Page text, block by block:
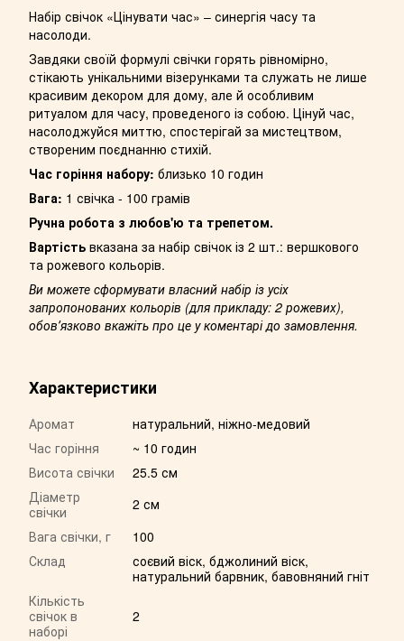
Набір свічок «Цінувати час» – синергія часу та
насолоди.
Завдяки своїй формулі свічки горять рівномірно,
стікають унікальними візерунками та служать не лише
красивим декором для дому, але й особливим
ритуалом для часу, проведеного із собою. Цінуй час,
насолоджуйся миттю, спостерігай за мистецтвом,
створеним поєднанню стихій.
Час горіння набору: близько 10 годин
Вага: 1 свічка - 100 грамів
Ручна робота з любов'ю та трепетом.
Вартість вказана за набір свічок із 2 шт.: вершкового
та рожевого кольорів.
Ви можете сформувати власний набір із усіх
запропонованих кольорів (для прикладу: 2 рожевих),
обовʼязково вкажіть про це у коментарі до замовлення.
Характеристики
Аромат
натуральний, ніжно-медовий
Час горіння
~ 10 годин
Висота свічки
25.5 см
Діаметр
свічки
2 см
Вага свічки, г
100
Склад
соєвий віск, бджолиний віск,
натуральний барвник, бавовняний гніт
Кількість
свічок в
наборі
2